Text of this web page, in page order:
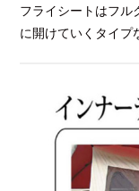
フライシートはフル
に開けていくタイプ